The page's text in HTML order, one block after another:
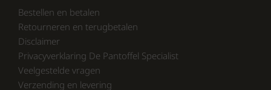
Casual wandelingen
Zomerse stedentrips
slippers
Bestel vandaag nog de Remonte D0Q66-25
Bestellen en betalen
Retourneren en terugbetalen
Disclaimer
Privacyverklaring De Pantoffel Specialist
Veelgestelde vragen
Verzending en levering